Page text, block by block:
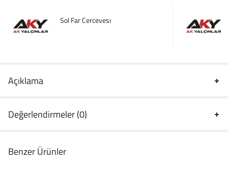
Sol Far Cercevesı
Açıklama
Değerlendirmeler (0)
Benzer Ürünler